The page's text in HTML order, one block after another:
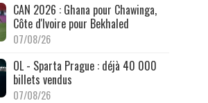
CAN 2026 : Ghana pour Chawinga,
Côte d'Ivoire pour Bekhaled
07/08/26
OL - Sparta Prague : déjà 40 000
billets vendus
07/08/26